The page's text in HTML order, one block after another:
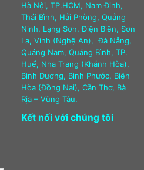
Hà Nội, TP.HCM, Nam Định,
Thái Bình, Hải Phòng, Quảng
Ninh, Lạng Sơn, Điện Biên, Sơn
La, Vinh (Nghệ An), Đà Nẵng,
Quảng Nam, Quảng Bình, TP.
Huế, Nha Trang (Khánh Hòa),
Bình Dương, Bình Phước, Biên
Hòa (Đồng Nai), Cần Thơ, Bà
Rịa – Vũng Tàu.
Kết nối với chúng tôi